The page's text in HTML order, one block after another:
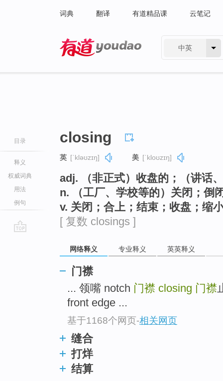
词典 翻译 有道精品课 云笔记
中英
目录
释义
权威词典
用法
例句
closing
英 [ˈkləʊzɪŋ] 美 [ˈkloʊzɪŋ]
adj. （非正式）收盘的；（讲话
n. （工厂、学校等的）关闭；倒
v. 关闭；合上；结束；收盘；缩
[ 复数 closings ]
网络释义 专业释义 英英释义
门襟
... 领嘴 notch 门襟 closing 门襟
front edge ...
基于1168个网页-相关网页
缝合
打烊
结算